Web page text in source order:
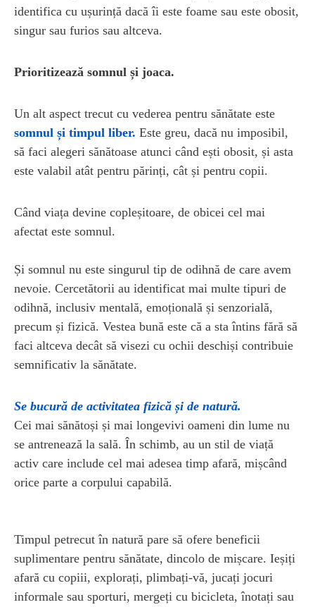
identifica cu ușurință dacă îi este foame sau este obosit,
singur sau furios sau altceva.
Prioritizează somnul și joaca.
Un alt aspect trecut cu vederea pentru sănătate este
somnul și timpul liber. Este greu, dacă nu imposibil,
să faci alegeri sănătoase atunci când ești obosit, și asta
este valabil atât pentru părinți, cât și pentru copii.
Când viața devine copleșitoare, de obicei cel mai
afectat este somnul.
Și somnul nu este singurul tip de odihnă de care avem
nevoie. Cercetătorii au identificat mai multe tipuri de
odihnă, inclusiv mentală, emoțională și senzorială,
precum și fizică. Vestea bună este că a sta întins fără să
faci altceva decât să visezi cu ochii deschiși contribuie
semnificativ la sănătate.
Se bucură de activitatea fizică și de natură.
Cei mai sănătoși și mai longevivi oameni din lume nu
se antrenează la sală. În schimb, au un stil de viață
activ care include cel mai adesea timp afară, mișcând
orice parte a corpului capabilă.
Timpul petrecut în natură pare să ofere beneficii
suplimentare pentru sănătate, dincolo de mișcare. Ieșiți
afară cu copiii, explorați, plimbați-vă, jucați jocuri
informale sau sporturi, mergeți cu bicicleta, înotați sau